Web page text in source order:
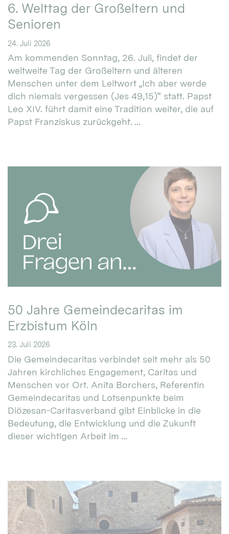
6. Welttag der Großeltern und
Senioren
24. Juli 2026
Am kommenden Sonntag, 26. Juli, findet der
weltweite Tag der Großeltern und älteren
Menschen unter dem Leitwort „Ich aber werde
dich niemals vergessen (Jes 49,15)“ statt. Papst
Leo XIV. führt damit eine Tradition weiter, die auf
Papst Franziskus zurückgeht. ...
50 Jahre Gemeindecaritas im
Erzbistum Köln
23. Juli 2026
Die Gemeindecaritas verbindet seit mehr als 50
Jahren kirchliches Engagement, Caritas und
Menschen vor Ort. Anita Borchers, Referentin
Gemeindecaritas und Lotsenpunkte beim
Diözesan-Caritasverband gibt Einblicke in die
Bedeutung, die Entwicklung und die Zukunft
dieser wichtigen Arbeit im ...